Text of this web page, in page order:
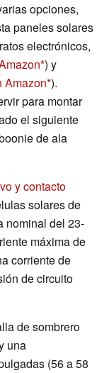
opciones,
paneles solares
electrónicos,
) y
Amazon ).
para montar
el siguiente
de ala
y contacto
solares de
nominal del 23-
máxima de
corriente de
de circuito
de sombrero
una
(56 a 58